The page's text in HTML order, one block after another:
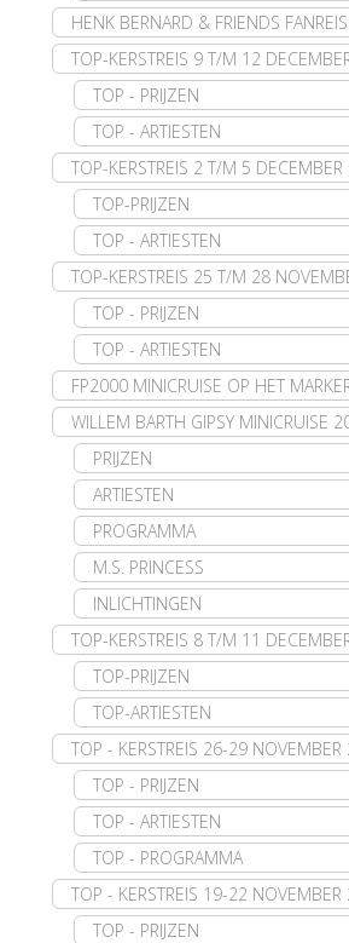
HENK BERNARD & FRIENDS
TOP-KERSTREIS 9 T/M 12
TOP - PRIJZEN
TOP - ARTIESTEN
TOP-KERSTREIS 2 T/M 5
TOP-PRIJZEN
TOP - ARTIESTEN
TOP-KERSTREIS 25 T/M 28
TOP - PRIJZEN
TOP - ARTIESTEN
FP2000 MINICRUISE OP HET
WILLEM BARTH GIPSY MINICRUISE
PRIJZEN
ARTIESTEN
PROGRAMMA
M.S. PRINCESS
INLICHTINGEN
TOP-KERSTREIS 8 T/M 11
TOP-PRIJZEN
TOP-ARTIESTEN
TOP - KERSTREIS 26-29
TOP - PRIJZEN
TOP - ARTIESTEN
TOP - PROGRAMMA
TOP - KERSTREIS 19-22
TOP - PRIJZEN